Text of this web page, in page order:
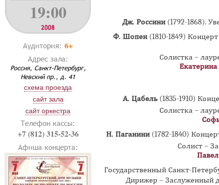
19:00
2008
Аудитория: 6+
Адрес зала:
Россия, Санкт-Петербург,
Невский пр., д. 41
схема проезда
сайт зала
сайт оркестра
Телефон кассы:
+7 (812) 315-52-36
Афиша концерта:
Дж. Россини (1792-1868).
Ф. Шопен (1810-1849)
Солистка –
А. Цабель (1835-1910)
Солистка –
Н. Паганини (1782-1840)
Солист –
Государственный Санкт-
Дирижер – Заслуженный